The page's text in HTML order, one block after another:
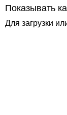
Показывать
Для загрузки